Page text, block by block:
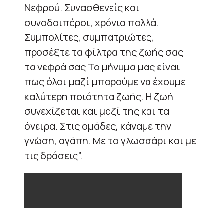
Νεφρού. Συνασθενείς και
συνοδοιπόροι, χρόνια πολλά.
Συμπολίτες, συμπατριώτες,
προσέξτε τα φίλτρα της ζωής σας,
τα νεφρά σας Το μήνυμα μας είναι
πως όλοι μαζί μπορούμε να έχουμε
καλύτερη ποιότητα ζωής. Η ζωή
συνεχίζεται και μαζί της και τα
όνειρα. Στις ομάδες, κάναμε την
γνώση, αγάπη. Με το γλωσσάρι και με
τις δράσεις”.